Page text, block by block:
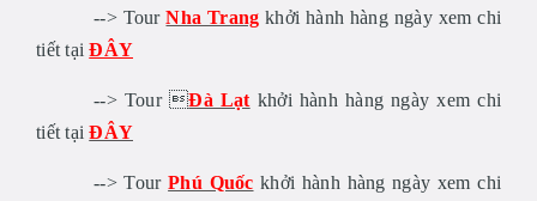
--> TourNha Trang khởi hành hàng ngày xem chi
tiết tạiĐÂY
--> Tour Đà Lạt khởi hành hàng ngày xem chi
tiết tạiĐÂY
--> TourPhú Quốc khởi hành hàng ngày xem chi